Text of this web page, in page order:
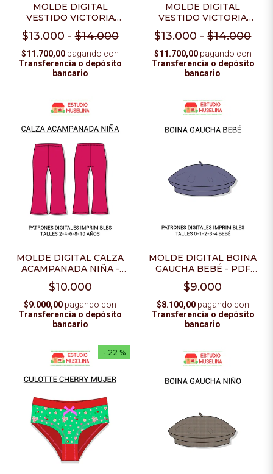
MOLDE DIGITAL
VESTIDO VICTORIA
TEEN - PDF PARA
IMPRIMIR + VIDEO
TUTORIAL
$13.000 - $14.000
$11.700,00 pagando con
Transferencia o depósito
bancario
MOLDE DIGITAL
VESTIDO VICTORIA
NIÑA - PDF PARA
IMPRIMIR + VIDEO
TUTORIAL
$13.000 - $14.000
$11.700,00pagando con
Transferencia o depósito
bancario
MOLDE DIGITAL CALZA
ACAMPANADA NIÑA -
PDF PARA IMPRIMIR
$10.000
$9.000,00 pagando con
Transferencia o depósito
bancario
MOLDE DIGITAL BOINA
GAUCHA BEBÉ - PDF
PARA IMPRIMIR
$9.000
$8.100,00pagando con
Transferencia o depósito
bancario
- 22 %